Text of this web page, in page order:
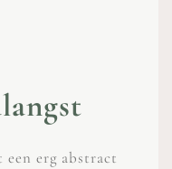
een erg abstract